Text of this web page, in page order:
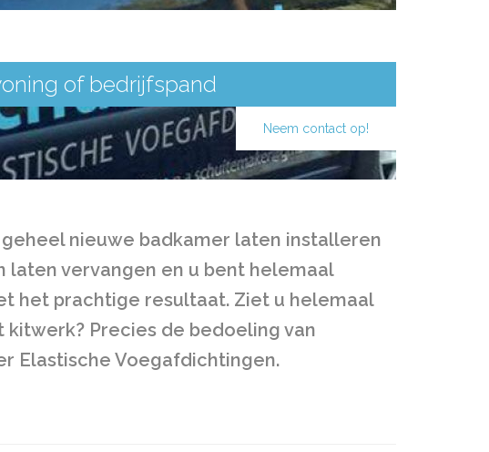
of bedrijfspand
Neem contact op!
nieuwe badkamer laten installeren
laten vervangen en u bent helemaal
het prachtige resultaat. Ziet u helemaal
kitwerk? Precies de bedoeling van
Elastische Voegafdichtingen.